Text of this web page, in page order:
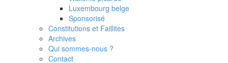
Luxembourg belge
Sponsorisé
Constitutions et Faillites
Archives
Qui sommes-nous ?
Contact